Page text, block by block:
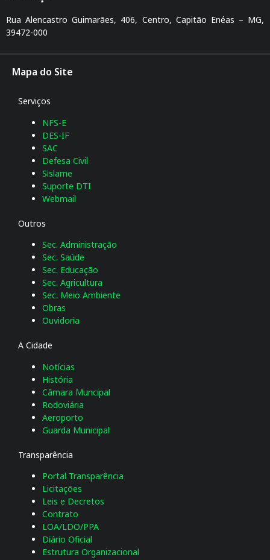
Rua Alencastro Guimarães, 406, Centro, Capitão Enéas – MG,
39472-000
Mapa do Site
A Cidade
Notícias
História
Câmara Muncipal
Rodoviária
Aeroporto
Guarda Municipal
Transparência
Portal Transparência
Licitações
Leis e Decretos
Contrato
LOA/LDO/PPA
Diário Oficial
Estrutura Organizacional
Serviços
NFS-E
DES-IF
SAC
Defesa Civil
Sislame
Suporte DTI
Webmail
Outros
Sec. Administração
Sec. Saúde
Sec. Educação
Sec. Agricultura
Sec. Meio Ambiente
Obras
Ouvidoria